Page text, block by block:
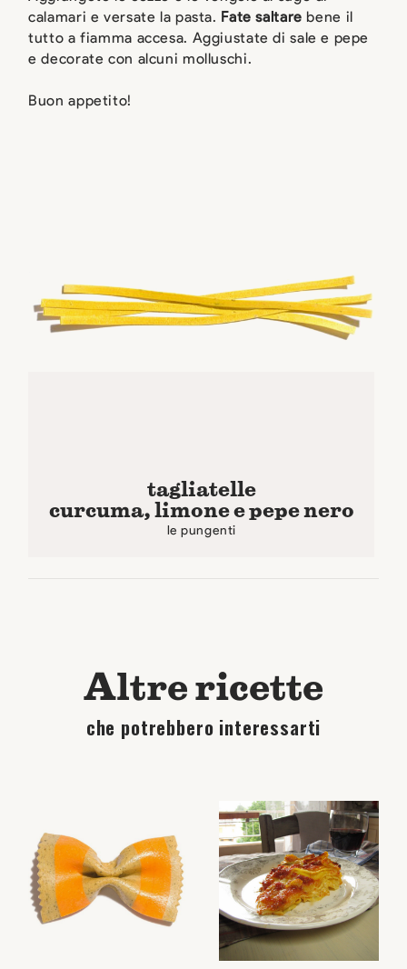
calamari e versate la pasta. Fate saltare bene il
tutto a fiamma accesa. Aggiustate di sale e pepe
e decorate con alcuni molluschi.
Buon appetito!
tagliatelle
curcuma, limone e pepe nero
le pungenti
Altre ricette
che potrebbero interessarti